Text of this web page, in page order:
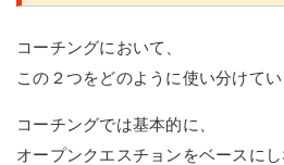
コーチングにおいて、
この２つをどのように使い分けてい
コーチングでは基本的に、
オープンクエスチョンをベースに